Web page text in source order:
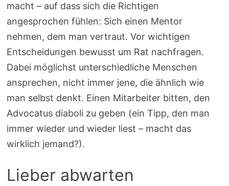
macht – auf dass sich die Richtigen
angesprochen fühlen: Sich einen Mentor
nehmen, dem man vertraut. Vor wichtigen
Entscheidungen bewusst um Rat nachfragen.
Dabei möglichst unterschiedliche Menschen
ansprechen, nicht immer jene, die ähnlich wie
man selbst denkt. Einen Mitarbeiter bitten, den
Advocatus diaboli zu geben (ein Tipp, den man
immer wieder und wieder liest – macht das
wirklich jemand?).
Lieber abwarten